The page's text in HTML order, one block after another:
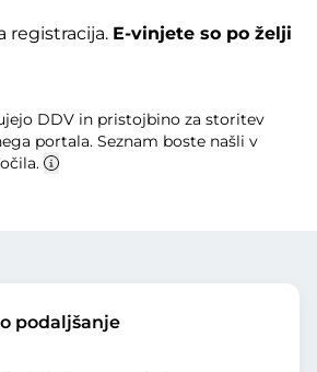
registracija. E-vinjete so po želji
DDV in pristojbino za storitev
portala. Seznam boste našli v
podaljšanje